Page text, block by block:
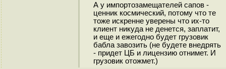
А у импортозамещателей сапов -
ценник космический, потому что те
тоже искренне уверены что их-то
клиент никуда не денется, заплатит,
и еще и ежегодно будет грузовик
бабла завозить (не будете внедрять
- придет ЦБ и лицензию отнимет. И
грузовик отожмет.)